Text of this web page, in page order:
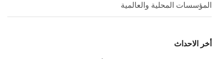
المؤسسات المحلية والعالمية
أخر الاحداث